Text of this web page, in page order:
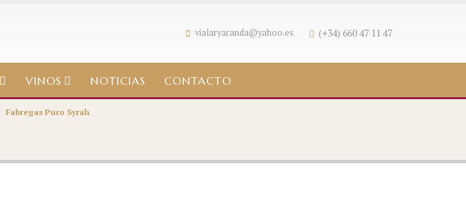
vialaryaranda@yahoo.es (+34) 660 47 11 47
VINOS NOTICIAS CONTACTO
Fabregas Puro Syrah